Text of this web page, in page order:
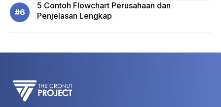
5 Contoh Flowchart Perusahaan dan
Penjelasan Lengkap